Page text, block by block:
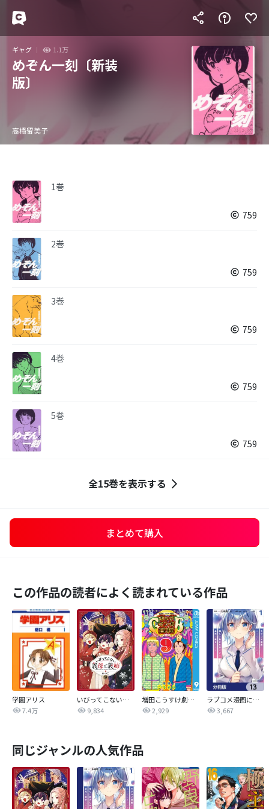
ギャグ 1.1万
めぞん一刻〔新装
版〕
高橋留美子
1巻
759
2巻
759
3巻
759
4巻
759
5巻
759
全15巻を表示する
まとめて購入
この作品の読者によく読まれている作品
学園アリス
7.4万
いびってこない義母と義姉
9,834
増田こうすけ劇場 ギャグマンガ日和GB
2,929
ラブコメ漫画に入ってしまったので、推しの負けヒロインを全力で幸せにする【分冊版】
3,667
同じジャンルの人気作品